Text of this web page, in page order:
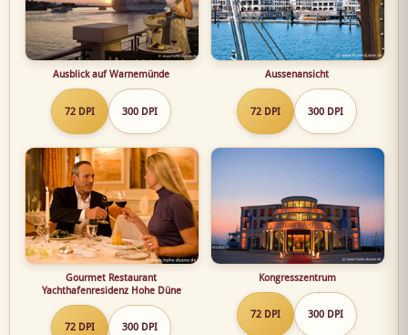
Ausblick auf Warnemünde
72 DPI 300 DPI
Aussenansicht
72 DPI 300 DPI
Gourmet Restaurant
Yachthafenresidenz Hohe Düne
72 DPI 300 DPI
Kongresszentrum
72 DPI 300 DPI